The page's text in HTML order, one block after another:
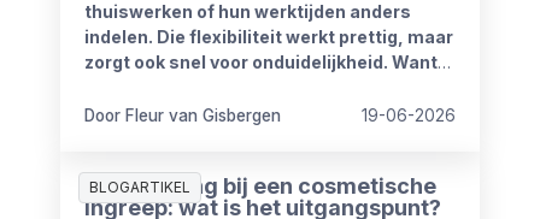
thuiswerken of hun werktijden anders
indelen. Die flexibiliteit werkt prettig, maar
zorgt ook snel voor onduidelijkheid. Want
iemand bereikbaar? En hoe blijft het werk
Door Fleur van Gisbergen 19-06-2026
BLOGARTIKEL
Ziekmelding bij een cosmetische
ingreep: wat is het uitgangspunt?